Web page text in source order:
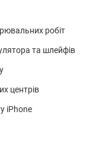
робіт
та шлейфів
центрів
iPhone